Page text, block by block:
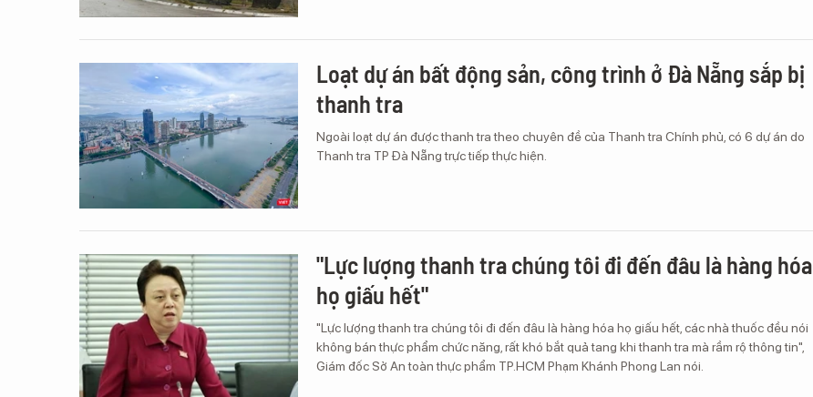
Loạt dự án bất động sản, công trình ở Đà Nẵng sắp bị
thanh tra
Ngoài loạt dự án được thanh tra theo chuyên đề của Thanh tra Chính phủ, có 6 dự án do
Thanh tra TP Đà Nẵng trực tiếp thực hiện.
"Lực lượng thanh tra chúng tôi đi đến đâu là hàng hóa
họ giấu hết"
"Lực lượng thanh tra chúng tôi đi đến đâu là hàng hóa họ giấu hết, các nhà thuốc đều nói
không bán thực phẩm chức năng, rất khó bắt quả tang khi thanh tra mà rầm rộ thông tin",
Giám đốc Sở An toàn thực phẩm TP.HCM Phạm Khánh Phong Lan nói.